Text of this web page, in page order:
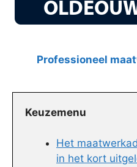
Professioneel
Keuzemenu
Het
in het kort